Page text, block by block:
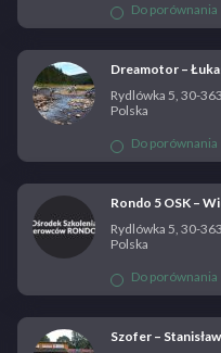
Do porównania
Dreamotor –
Rydlówka 5, 30-
Polska
Do porównania
Rondo 5 OSK –
Rydlówka 5, 30-
Polska
Do porównania
Szofer –